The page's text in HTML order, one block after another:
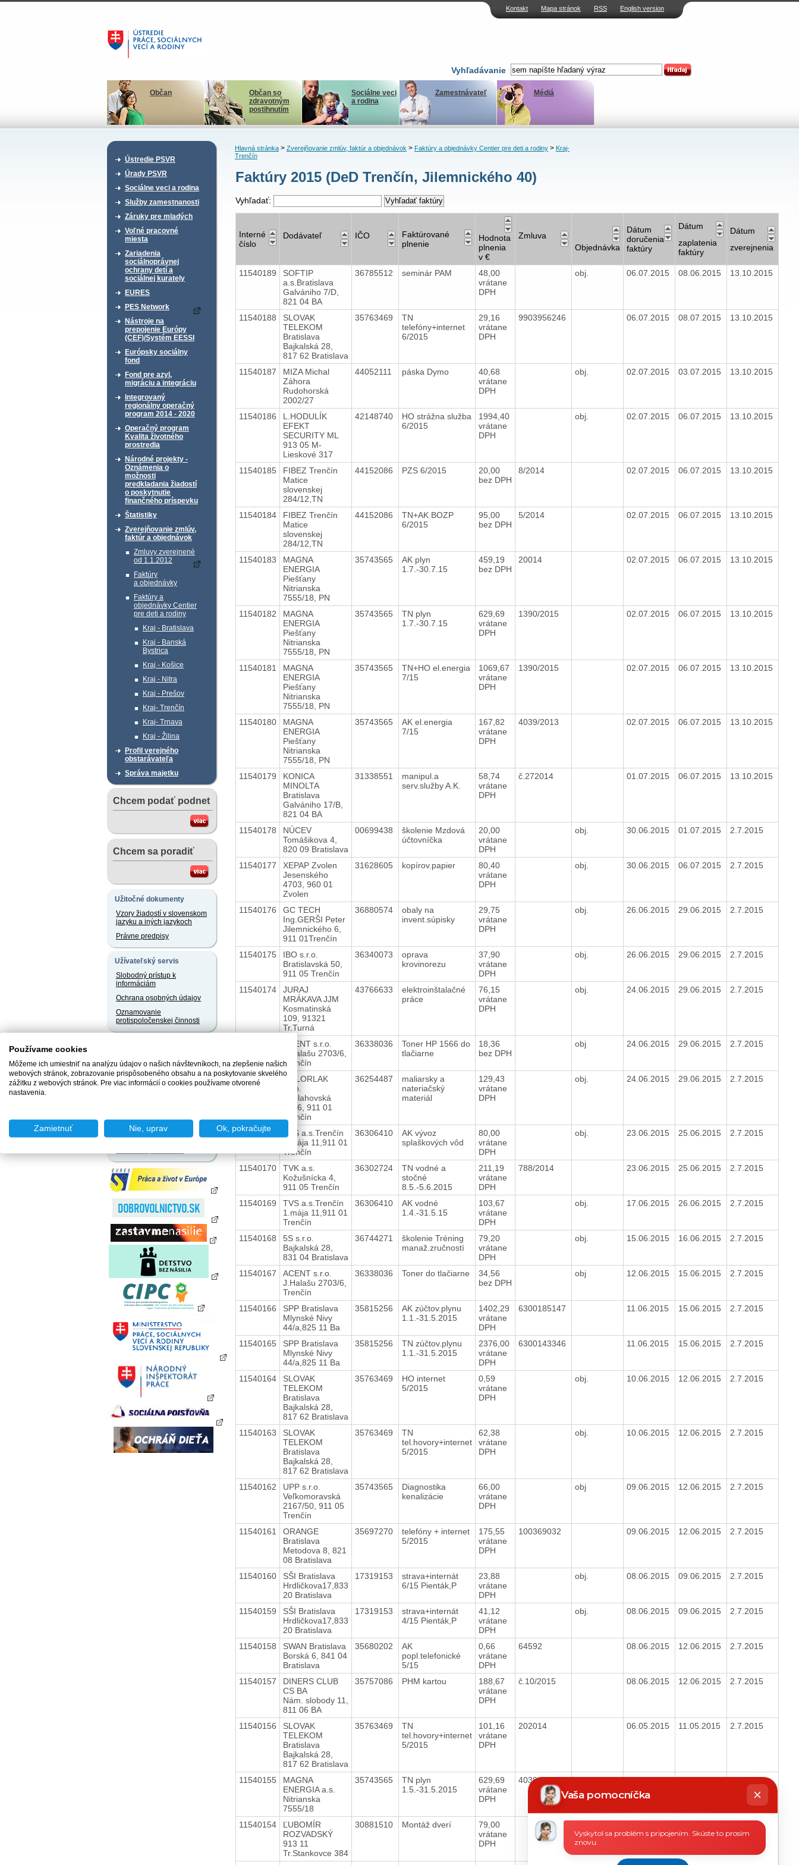
Kontakt Mapa stránok RSS English version
Vyhľadávanie
Občan
Občan so
zdravotným
postihnutím
Sociálne veci
a rodina
Zamestnávateľ Médiá
Ústredie PSVR
Úrady PSVR
Sociálne veci a rodina
Služby zamestnanosti
Záruky pre mladých
Voľné pracovné
miesta
Zariadenia
sociálnoprávnej
ochrany detí a
sociálnej kurately
EURES
PES Network
Nástroje na
prepojenie Európy
(CEF)/Systém EESSI
Európsky sociálny
fond
Fond pre azyl,
migráciu a integráciu
Integrovaný
regionálny operačný
program 2014 - 2020
Operačný program
Kvalita životného
prostredia
Národné projekty -
Oznámenia o
možnosti
predkladania žiadostí
o poskytnutie
finančného príspevku
Štatistiky
Zverejňovanie zmlúv,
faktúr a objednávok
Zmluvy zverejnené
od 1.1.2012
Faktúry
a objednávky
Faktúry a
objednávky Centier
pre deti a rodiny
Kraj - Bratislava
Kraj - Banská
Bystrica
Kraj - Košice
Kraj - Nitra
Kraj - Prešov
Kraj- Trenčín
Kraj- Trnava
Kraj - Žilina
Profil verejného
obstarávateľa
Správa majetku
Chcem podať podnet
Chcem sa poradiť
Užitočné dokumenty
Vzory žiadostí v slovenskom
jazyku a iných jazykoch
Právne predpisy
Užívateľský servis
Slobodný prístup k
informáciám
Ochrana osobných údajov
Oznamovanie
protispoločenskej činnosti
Sprostredkovatelia
zamestnania za úhradu
Agentúry podporovaného
Sociálne podniky
Hlavná stránka> Zverejňovanie zmlúv, faktúr a objednávok> Faktúry a objednávky Centier pre deti a rodiny> Kraj-
Trenčín
Faktúry 2015 (DeD Trenčín, Jilemnického 40)
Vyhľadať:
Interné
číslo
Dodávateľ IČO
Faktúrované
plnenie
Hodnota
plnenia
v €
Zmluva
Objednávka
Dátum
doručenia
faktúry
Dátum
zaplatenia
faktúry
Dátum
zverejnenia
11540189
SOFTIP
a.s.Bratislava
Galvániho 7/D,
821 04 BA
36785512 seminár PAM
48,00
vrátane
DPH
obj. 06.07.2015 08.06.2015 13.10.2015
11540188
SLOVAK
TELEKOM
Bratislava
Bajkalská 28,
817 62 Bratislava
35763469
TN
telefóny+internet
6/2015
29,16
vrátane
DPH
9903956246 06.07.2015 08.07.2015 13.10.2015
11540187
MIZA Michal
Záhora
Rudohorská
2002/27
44052111 páska Dymo
40,68
vrátane
DPH
obj. 02.07.2015 03.07.2015 13.10.2015
11540186
L.HODULÍK
EFEKT
SECURITY ML
913 05 M-
Lieskové 317
42148740
HO strážna služba
6/2015
1994,40
vrátane
DPH
obj. 02.07.2015 06.07.2015 13.10.2015
11540185
FIBEZ Trenčín
Matice
slovenskej
284/12,TN
44152086 PZS 6/2015
20,00
bez DPH
8/2014 02.07.2015 06.07.2015 13.10.2015
11540184
FIBEZ Trenčín
Matice
slovenskej
284/12,TN
44152086
TN+AK BOZP
6/2015
95,00
bez DPH
5/2014 02.07.2015 06.07.2015 13.10.2015
11540183
MAGNA
ENERGIA
Piešťany
Nitrianska
7555/18, PN
35743565
AK plyn
1.7.-30.7.15
459,19
bez DPH
20014 02.07.2015 06.07.2015 13.10.2015
11540182
MAGNA
ENERGIA
Piešťany
Nitrianska
7555/18, PN
35743565
TN plyn
1.7.-30.7.15
629,69
vrátane
DPH
1390/2015 02.07.2015 06.07.2015 13.10.2015
11540181
MAGNA
ENERGIA
Piešťany
Nitrianska
7555/18, PN
35743565
TN+HO el.energia
7/15
1069,67
vrátane
DPH
1390/2015 02.07.2015 06.07.2015 13.10.2015
11540180
MAGNA
ENERGIA
Piešťany
Nitrianska
7555/18, PN
35743565
AK el.energia
7/15
167,82
vrátane
DPH
4039/2013 02.07.2015 06.07.2015 13.10.2015
11540179
KONICA
MINOLTA
Bratislava
Galvániho 17/B,
821 04 BA
31338551
manipul.a
serv.služby A.K.
58,74
vrátane
DPH
č.272014 01.07.2015 06.07.2015 13.10.2015
11540178
NÚCEV
Tomášikova 4,
820 09 Bratislava
00699438
školenie Mzdová
účtovníčka
20,00
vrátane
DPH
obj. 30.06.2015 01.07.2015 2.7.2015
11540177
XEPAP Zvolen
Jesenského
4703, 960 01
Zvolen
31628605 kopírov.papier
80,40
vrátane
DPH
obj. 30.06.2015 06.07.2015 2.7.2015
11540176
GC TECH
Ing.GERŠI Peter
Jilemnického 6,
911 01Trenčín
36880574
obaly na
invent.súpisky
29,75
vrátane
DPH
obj. 26.06.2015 29.06.2015 2.7.2015
11540175
IBO s.r.o.
Bratislavská 50,
911 05 Trenčín
36340073
oprava
krovinorezu
37,90
vrátane
DPH
obj. 26.06.2015 29.06.2015 2.7.2015
11540174
JURAJ
MRÁKAVA JJM
Kosmatinská
109, 91321
Tr.Turná
43766633
elektroinštalačné
práce
76,15
vrátane
DPH
obj. 24.06.2015 29.06.2015 2.7.2015
ACENT s.r.o.
J.Halašu 2703/6,
Trenčín
36338036
Toner HP 1566 do
tlačiarne
18,36
bez DPH
obj 24.06.2015 29.06.2015 2.7.2015
11540172
COLORLAK
s.r.o.
Soblahovská
3486, 911 01
Trenčín
36254487
maliarsky a
nateriačský
materiál
129,43
vrátane
DPH
obj. 24.06.2015 29.06.2015 2.7.2015
11540171
TVS a.s.Trenčín
1.mája 11,911 01
Trenčín
36306410
AK vývoz
splaškových vôd
80,00
vrátane
DPH
obj. 23.06.2015 25.06.2015 2.7.2015
11540170
TVK a.s.
Kožušnícka 4,
911 05 Trenčín
36302724
TN vodné a
stočné
8.5.-5.6.2015
211,19
vrátane
DPH
788/2014 23.06.2015 25.06.2015 2.7.2015
11540169
TVS a.s.Trenčín
1.mája 11,911 01
Trenčín
36306410
AK vodné
1.4.-31.5.15
103,67
vrátane
DPH
obj. 17.06.2015 26.06.2015 2.7.2015
11540168
5S s.r.o.
Bajkalská 28,
831 04 Bratislava
36744271
školenie Tréning
manaž.zručností
79,20
vrátane
DPH
obj. 15.06.2015 16.06.2015 2.7.2015
11540167
ACENT s.r.o.
J.Halašu 2703/6,
Trenčín
36338036 Toner do tlačiarne
34,56
bez DPH
obj 12.06.2015 15.06.2015 2.7.2015
11540166
SPP Bratislava
Mlynské Nivy
44/a,825 11 Ba
35815256
AK zúčtov.plynu
1.1.-31.5.2015
1402,29
vrátane
DPH
6300185147 11.06.2015 15.06.2015 2.7.2015
11540165
SPP Bratislava
Mlynské Nivy
44/a,825 11 Ba
35815256
TN zúčtov.plynu
1.1.-31.5.2015
2376,00
vrátane
DPH
6300143346 11.06.2015 15.06.2015 2.7.2015
11540164
SLOVAK
TELEKOM
Bratislava
Bajkalská 28,
817 62 Bratislava
35763469
HO internet
5/2015
0,59
vrátane
DPH
obj. 10.06.2015 12.06.2015 2.7.2015
11540163
SLOVAK
TELEKOM
Bratislava
Bajkalská 28,
817 62 Bratislava
35763469
TN
tel.hovory+internet
5/2015
62,38
vrátane
DPH
obj. 10.06.2015 12.06.2015 2.7.2015
11540162
UPP s.r.o.
Veľkomoravská
2167/50, 911 05
Trenčín
35743565
Diagnostika
kenalizácie
66,00
vrátane
DPH
obj 09.06.2015 12.06.2015 2.7.2015
11540161
ORANGE
Bratislava
Metodova 8, 821
08 Bratislava
35697270
telefóny + internet
5/2015
175,55
vrátane
DPH
100369032 09.06.2015 12.06.2015 2.7.2015
11540160
SŠI Bratislava
Hrdličkova17,833
20 Bratislava
17319153
strava+internát
6/15 Pienták,P
23,88
vrátane
DPH
obj. 08.06.2015 09.06.2015 2.7.2015
11540159
SŠI Bratislava
Hrdličkova17,833
20 Bratislava
17319153
strava+internát
4/15 Pienták,P
41,12
vrátane
DPH
obj. 08.06.2015 09.06.2015 2.7.2015
11540158
SWAN Bratislava
Borská 6, 841 04
Bratislava
35680202
AK
popl.telefonické
5/15
0,66
vrátane
DPH
64592 08.06.2015 12.06.2015 2.7.2015
11540157
DINERS CLUB
CS BA
Nám. slobody 11,
811 06 BA
35757086 PHM kartou
188,67
vrátane
DPH
č.10/2015 08.06.2015 12.06.2015 2.7.2015
11540156
SLOVAK
TELEKOM
Bratislava
Bajkalská 28,
817 62 Bratislava
35763469
TN
tel.hovory+internet
5/2015
101,16
vrátane
DPH
202014 06.05.2015 11.05.2015 2.7.2015
11540155
MAGNA
ENERGIA a.s.
Nitrianska
7555/18
35743565
TN plyn
1.5.-31.5.2015
629,69
vrátane
DPH
4039/2013 01.06.2015 08.06.2015 2.7.2015
11540154
ĽUBOMÍR
ROZVADSKÝ
913 11
Tr.Stankovce 384
30881510 Montáž dverí
79,00
vrátane
DPH
2.7.2015
Používame cookies
Môžeme ich umiestniť na analýzu údajov o našich návštevníkoch, na zlepšenie našich
webových stránok, zobrazovanie prispôsobeného obsahu a na poskytovanie skvelého
zážitku z webových stránok. Pre viac informácií o cookies používame otvorené
nastavenia.
Zamietnuť Nie, uprav Ok, pokračujte
Vaša pomocníčka
Chatbot
píše
Vyskytol sa problém s pripojením. Skúste to prosím
znovu.